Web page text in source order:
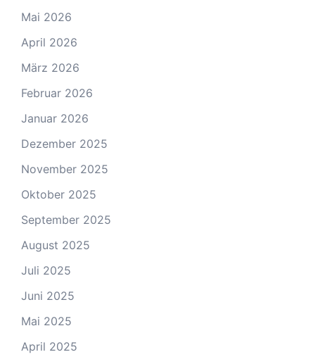
Mai 2026
April 2026
März 2026
Februar 2026
Januar 2026
Dezember 2025
November 2025
Oktober 2025
September 2025
August 2025
Juli 2025
Juni 2025
Mai 2025
April 2025